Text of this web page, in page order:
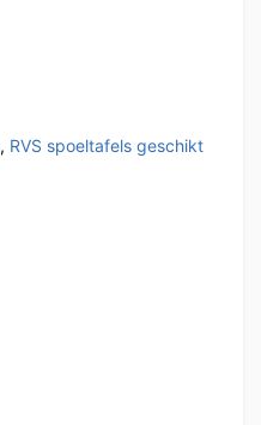
, RVS spoeltafels geschikt